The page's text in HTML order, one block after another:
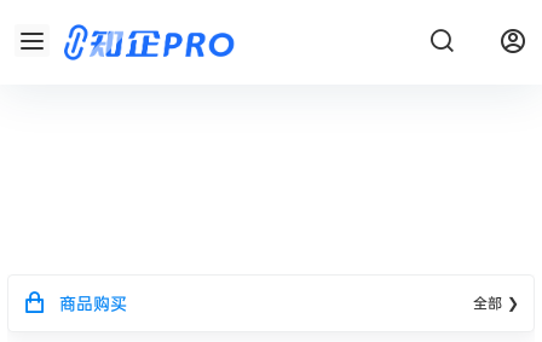
商品购买 全部 ❯